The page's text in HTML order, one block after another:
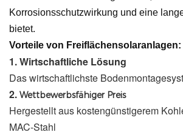
Korrosionsschutzwirkung und eine
bietet.
Vorteile von Freiflächensolaranlagen:
1. Wirtschaftliche Lösung
Das wirtschaftlichste
2. Wettbewerbsfähiger Preis
Hergestellt aus kostengünstigerem
MAC-Stahl